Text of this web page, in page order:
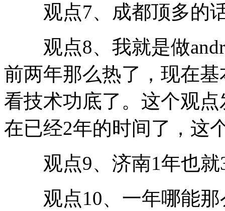
观点7、成都顶多的话
观点8、我就是做
前两年那么热了，现在
看技术功底了。这个观
在已经2年的时间了，这
观点9、济南1年也就
观点10、一年哪能那